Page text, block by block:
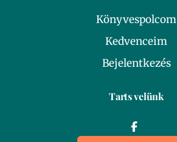
Könyvespolcom
Kedvenceim
Bejelentkezés
Tarts velünk